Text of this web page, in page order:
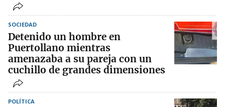
SOCIEDAD
Detenido un hombre en
Puertollano mientras
amenazaba a su pareja con un
cuchillo de grandes dimensiones
POLÍTICA